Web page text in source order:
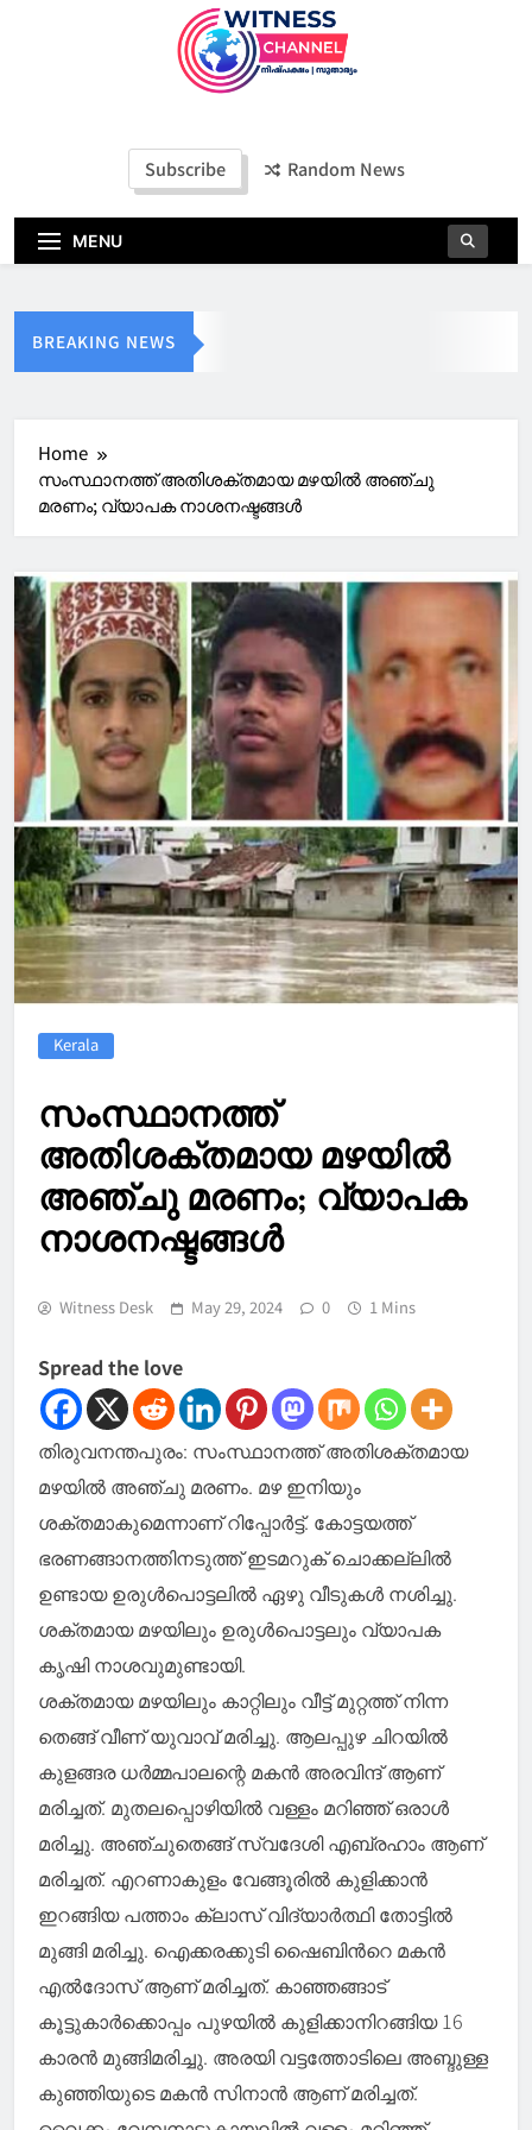
Witness Channel
Subscribe Random News
MENU
BREAKING NEWS
Home
സംസ്ഥാനത്ത് അതിശക്തമായ മഴയിൽ അഞ്ചു
മരണം; വ്യാപക നാശനഷ്ടങ്ങൾ
Kerala
സംസ്ഥാനത്ത്
അതിശക്തമായ മഴയിൽ
അഞ്ചു മരണം; വ്യാപക
നാശനഷ്ടങ്ങൾ
Witness Desk May 29, 2024 0 1 Mins
Spread the love
തിരുവനന്തപുരം: സംസ്ഥാനത്ത് അതിശക്തമായ
മഴയിൽ അഞ്ചു മരണം. മഴ ഇനിയും
ശക്തമാകുമെന്നാണ് റിപ്പോർട്ട്. കോട്ടയത്ത്
ഭരണങ്ങാനത്തിനടുത്ത് ഇടമറുക് ചൊക്കല്ലിൽ
ഉണ്ടായ ഉരുൾപൊട്ടലിൽ ഏഴു വീടുകൾ നശിച്ചു.
ശക്തമായ മഴയിലും ഉരുൾപൊട്ടലും വ്യാപക
കൃഷി നാശവുമുണ്ടായി.
ശക്തമായ മഴയിലും കാറ്റിലും വീട്ട് മുറ്റത്ത് നിന്ന
തെങ്ങ് വീണ് യുവാവ് മരിച്ചു. ആലപ്പുഴ ചിറയിൽ
കുളങ്ങര ധർമ്മപാലന്റെ മകൻ അരവിന്ദ് ആണ്
മരിച്ചത്. മുതലപ്പൊഴിയിൽ വള്ളം മറിഞ്ഞ് ഒരാൾ
മരിച്ചു. അഞ്ചുതെങ്ങ് സ്വദേശി എബ്രഹാം ആണ്
മരിച്ചത്. എറണാകുളം വേങ്ങൂരിൽ കുളിക്കാൻ
ഇറങ്ങിയ പത്താം ക്ലാസ് വിദ്യാർത്ഥി തോട്ടിൽ
മുങ്ങി മരിച്ചു. ഐക്കരക്കുടി ഷൈബിൻറെ മകൻ
എൽദോസ് ആണ് മരിച്ചത്. കാഞ്ഞങ്ങാട്
കൂട്ടുകാർക്കൊപ്പം പുഴയിൽ കുളിക്കാനിറങ്ങിയ 16
കാരൻ മുങ്ങിമരിച്ചു. അരയി വട്ടത്തോടിലെ അബ്ദുള്ള
കുഞ്ഞിയുടെ മകൻ സിനാൻ ആണ് മരിച്ചത്.